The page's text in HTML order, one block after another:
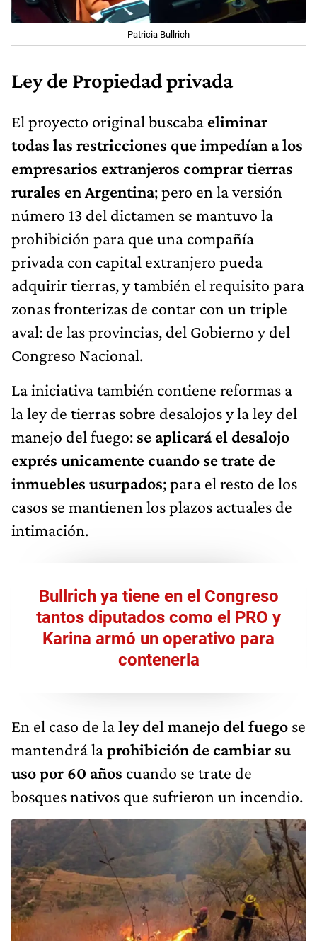
Patricia Bullrich
Ley de Propiedad privada
El proyecto original buscaba eliminar
todas las restricciones que impedían a los
empresarios extranjeros comprar tierras
rurales en Argentina; pero en la versión
número 13 del dictamen se mantuvo la
prohibición para que una compañía
privada con capital extranjero pueda
adquirir tierras, y también el requisito para
zonas fronterizas de contar con un triple
aval: de las provincias, del Gobierno y del
Congreso Nacional.
La iniciativa también contiene reformas a
la ley de tierras sobre desalojos y la ley del
manejo del fuego: se aplicará el desalojo
exprés unicamente cuando se trate de
inmuebles usurpados; para el resto de los
casos se mantienen los plazos actuales de
intimación.
Bullrich ya tiene en el Congreso
tantos diputados como el PRO y
Karina armó un operativo para
contenerla
En el caso de laley del manejo del fuego se
mantendrá laprohibición de cambiar su
uso por 60 años cuando se trate de
bosques nativos que sufrieron un incendio.